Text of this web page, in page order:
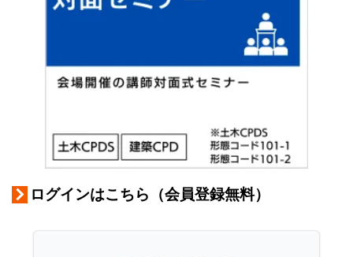
ログインはこちら（会員登録無料）